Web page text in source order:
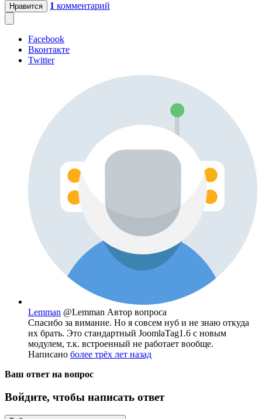
Нравится 1 комментарий
Facebook
Вконтакте
Twitter
Lemman @Lemman Автор вопроса
Спасибо за вимание. Но я совсем нуб и не знаю откуда
их брать. Это стандартный JoomlaTag1.6 с новым
модулем, т.к. встроенный не работает вообще.
Написано более трёх лет назад
Ваш ответ на вопрос
Войдите, чтобы написать ответ